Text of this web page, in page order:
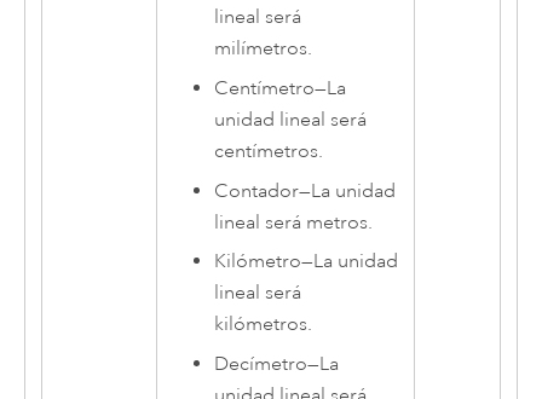
lineal será
milímetros.
Centímetro—La
unidad lineal será
centímetros.
Contador—La unidad
lineal será metros.
Kilómetro—La unidad
lineal será
kilómetros.
Decímetro—La